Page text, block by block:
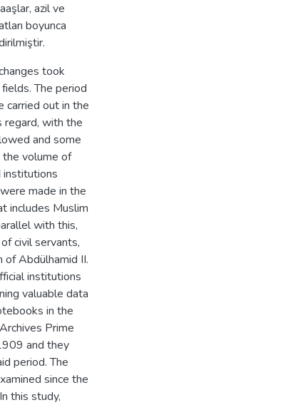
azil ve
boyunca
took
The period
carried out in the
regard, with the
and some
volume of
institutions
made in the
includes Muslim
with this,
civil servants,
Abdülhamid II.
institutions
valuable data
in the
Prime
and they
period. The
since the
this study,